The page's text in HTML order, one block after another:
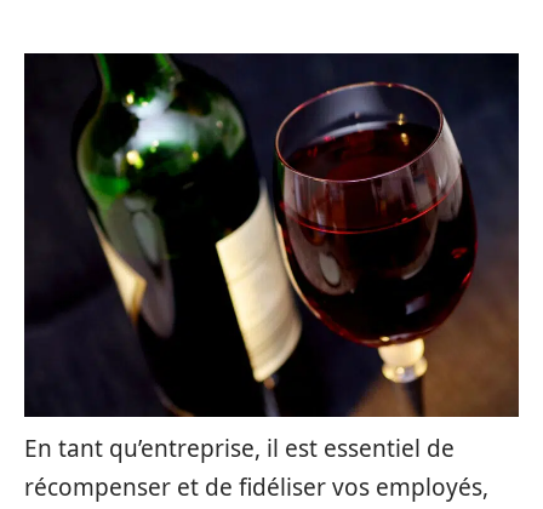
En tant qu’entreprise, il est essentiel de
récompenser et de fidéliser vos employés,